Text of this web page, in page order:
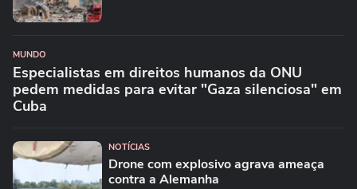
MUNDO
Especialistas em direitos humanos da ONU
pedem medidas para evitar "Gaza silenciosa" em
Cuba
NOTÍCIAS
Drone com explosivo agrava ameaça
contra a Alemanha